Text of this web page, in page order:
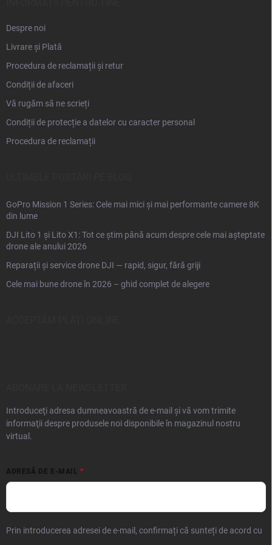
Despre noi
Livrare și Plată
Procedura de reclamații și retur
Condiții de afaceri
Vă rugăm să ne scrieți
Condiții de protecție a datelor cu caracter personal
Procedura de reclamații
GoPro Mission 1 Series: Cele mai mici și mai performante camere 8K
din lume
DJI Lito 1 și Lito X1: Tot ce știm până acum despre cele mai așteptate
drone ale anului 2026
Reparații și service drone DJI — rapid, sigur, fără griji
Cele mai bune drone în 2026 – ghid complet de alegere
Introduceţi adresa dumneavoastră de e-mail şi vă vom trimite
informaţii despre produsele noi disponibile în magazinul nostru
virtual.
ADRESĂ DE E-MAIL
Prin introducerea adresei de e-mail, confirmați că sunteți de acord cu